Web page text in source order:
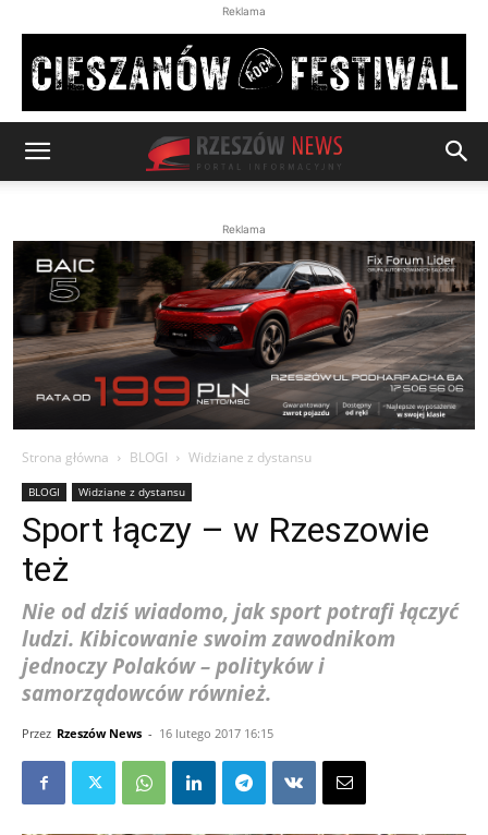
Reklama
Reklama
Strona główna BLOGI Widziane z dystansu
BLOGI Widziane z dystansu
Sport łączy – w Rzeszowie
też
Nie od dziś wiadomo, jak sport potrafi łączyć
ludzi. Kibicowanie swoim zawodnikom
jednoczy Polaków – polityków i
samorządowców również.
Przez Rzeszów News - 16 lutego 2017 16:15